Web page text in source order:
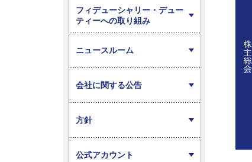
フィデューシャリー・デュー
ティーへの取り組み
ニュースルーム
会社に関する公告
方針
公式アカウント